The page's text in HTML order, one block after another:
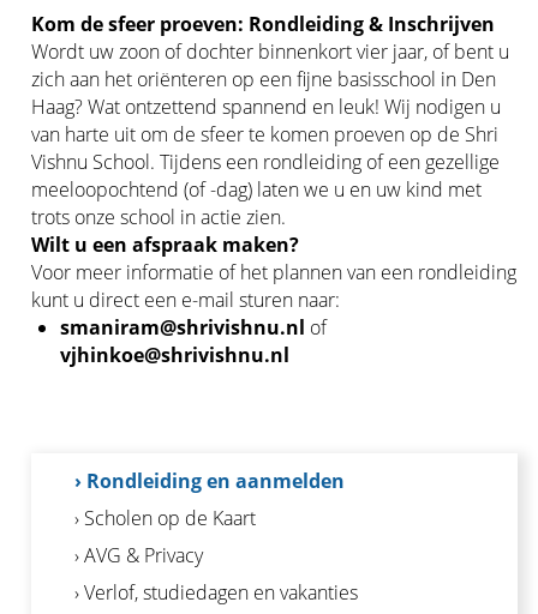
Kom de sfeer proeven: Rondleiding & Inschrijven
Wordt uw zoon of dochter binnenkort vier jaar, of bent u
zich aan het oriënteren op een fijne basisschool in Den
Haag? Wat ontzettend spannend en leuk! Wij nodigen u
van harte uit om de sfeer te komen proeven op de Shri
Vishnu School. Tijdens een rondleiding of een gezellige
meeloopochtend (of -dag) laten we u en uw kind met
trots onze school in actie zien.
Wilt u een afspraak maken?
Voor meer informatie of het plannen van een rondleiding
kunt u direct een e-mail sturen naar:
smaniram@shrivishnu.nl of
vjhinkoe@shrivishnu.nl
› Rondleiding en aanmelden
› Scholen op de Kaart
› AVG & Privacy
› Verlof, studiedagen en vakanties